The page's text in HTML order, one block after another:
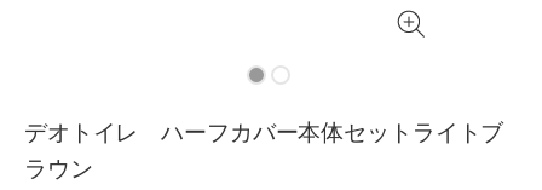
デオトイレ ハーフカバー本体セットライトブ
ラウン